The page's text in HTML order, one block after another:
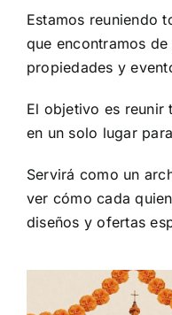
Estamos reuniendo
que encontramos
propiedades y
El objetivo es reunir
en un solo lugar
Servirá como un
ver cómo cada
diseños y ofertas